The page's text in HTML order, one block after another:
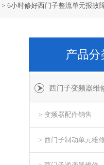
> 6小时修好西门子整流单元报故
产品分
西门子变频器维
> 变频器配件销售
> 西门子制动单元维